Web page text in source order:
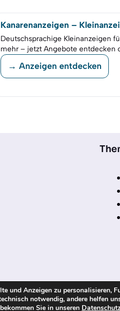
Kanarenanzeigen –
Deutschsprachige Kleinanzeigen
mehr – jetzt Angebote entdecken
→ Anzeigen entdecken
– Alle Rechte
und Anzeigen zu personalisieren,
notwendig, andere helfen
Sie in unseren